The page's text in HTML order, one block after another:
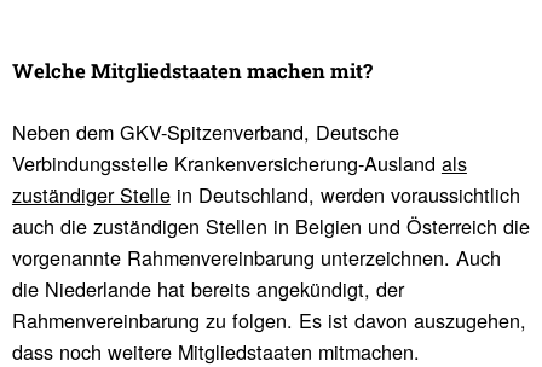
Welche Mitglied­staaten machen mit?
Neben dem GKV-Spitzenverband, Deutsche
Verbindungsstelle Krankenversicherung-Ausland als
zuständiger Stellein Deutschland, werden voraussichtlich
auch die zuständigen Stellen in Belgien und Österreich die
vorgenannte Rahmenvereinbarung unterzeichnen. Auch
die Niederlande hat bereits angekündigt, der
Rahmenvereinbarung zu folgen. Es ist davon auszugehen,
dass noch weitere Mitgliedstaaten mitmachen.